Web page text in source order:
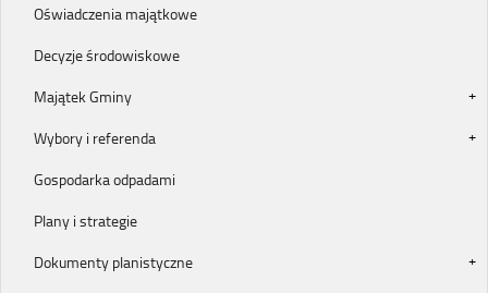
Oświadczenia majątkowe
Decyzje środowiskowe
Majątek Gminy
Wybory i referenda
Gospodarka odpadami
Plany i strategie
Dokumenty planistyczne